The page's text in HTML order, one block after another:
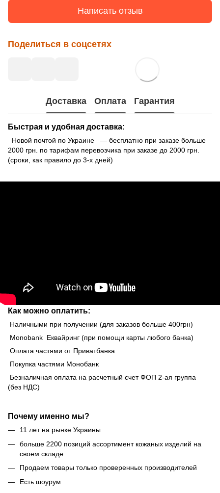
Написать отзыв
Поделиться в соцсетях
Доставка Оплата Гарантия
Быстрая и удобная доставка:
Новой почтой по Украине — бесплатно при заказе больше
2000 грн. по тарифам перевозчика при заказе до 2000 грн.
(сроки, как правило до 3-х дней)
Как можно оплатить:
Наличными при получении (для заказов больше 400грн)
Monobank Еквайринг (при помощи карты любого банка)
Оплата частями от Приватбанка
Покупка частями Монобанк
Безналичная оплата на расчетный счет ФОП 2-ая группа
(без НДС)
Почему именно мы?
11 лет на рынке Украины
больше 2200 позиций ассортимент кожаных изделий на
своем складе
Продаем товары только проверенных производителей
Есть шоурум